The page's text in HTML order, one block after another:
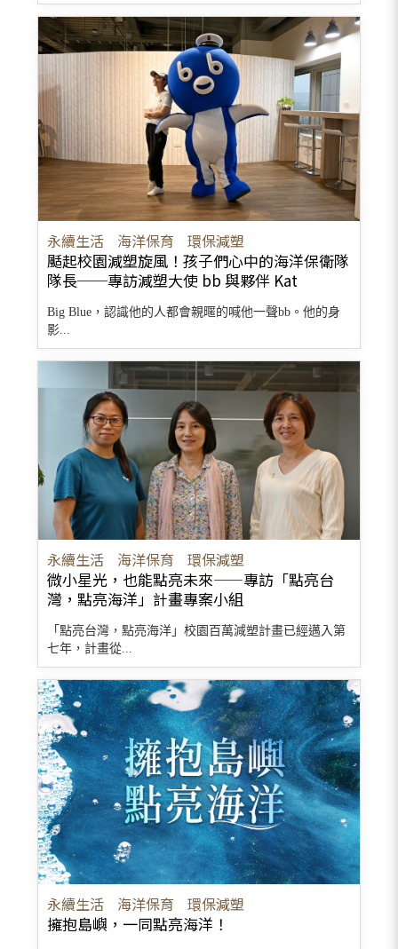
永續生活 海洋保育 環保減塑
颳起校園減塑旋風！孩子們心中的海洋保衛隊
隊長──專訪減塑大使 bb 與夥伴 Kat
Big Blue，認識他的人都會親暱的喊他一聲bb。他的身
影...
永續生活 海洋保育 環保減塑
微小星光，也能點亮未來——專訪「點亮台
灣，點亮海洋」計畫專案小組
「點亮台灣，點亮海洋」校園百萬減塑計畫已經邁入第
七年，計畫從...
永續生活 海洋保育 環保減塑
擁抱島嶼，一同點亮海洋！